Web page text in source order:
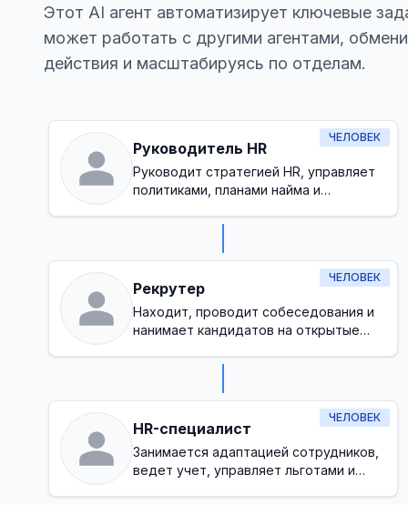
Этот AI агент автоматизирует ключевые
может работать с другими агентами,
действия и масштабируясь по отделам.
ЧЕЛОВЕК
Руководитель HR
Руководит стратегией HR, управляет
политиками, планами найма и
рабочем месте
ЧЕЛОВЕК
Рекрутер
Находит, проводит собеседования и
нанимает кандидатов на открытые
ЧЕЛОВЕК
HR-специалист
Занимается адаптацией сотрудников,
ведет учет, управляет льготами и